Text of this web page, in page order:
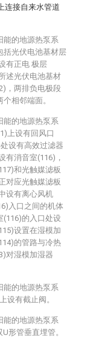
连接自来水管道
能的地源热泵系
括光伏电池基材层
有正电 极层
述光伏电池基材
，两排负电极段
相邻端面。
能的地源热泵系
上设有回风口
设有高效过滤器
有消音室(116)，
和光触媒滤板
对应光触媒滤板
设有离心风机
入口之间的机体
(116)的入口处设
设置在湿模加
的管路与冷热
对湿模加湿器
能的地源热泵系
设有截止阀。
能的地源热泵系
形管垂直埋管。